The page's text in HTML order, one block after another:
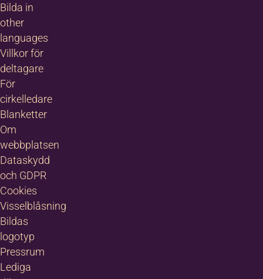
Bilda in
other
languages
Villkor för
deltagare
För
cirkelledare
Blanketter
Om
webbplatsen
Dataskydd
och GDPR
Cookies
Visselblåsning
Bildas
logotyp
Pressrum
Lediga